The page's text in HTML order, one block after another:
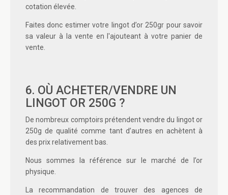
cotation élevée.
Faites donc estimer votre lingot d’or 250gr pour savoir
sa valeur à la vente en l'ajouteant à votre panier de
vente.
6. OÙ ACHETER/VENDRE UN
LINGOT OR 250G ?
De nombreux comptoirs prétendentvendre du lingot or
250g de qualité comme tant d’autres en achètent à
des prix relativement bas.
Nous sommes la référence sur le marché de l’or
physique.
La recommandation de trouver des agences de